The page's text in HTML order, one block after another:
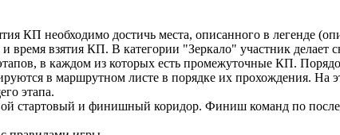
КП необходимо достичь места, описанного в легенде
взятия КП. В категории "Зеркало" участник
в каждом из которых есть промежуточные КП.
в маршрутном листе в порядке их прохождения. На
этапа.
стартовый и финишный коридор. Финиш команд по